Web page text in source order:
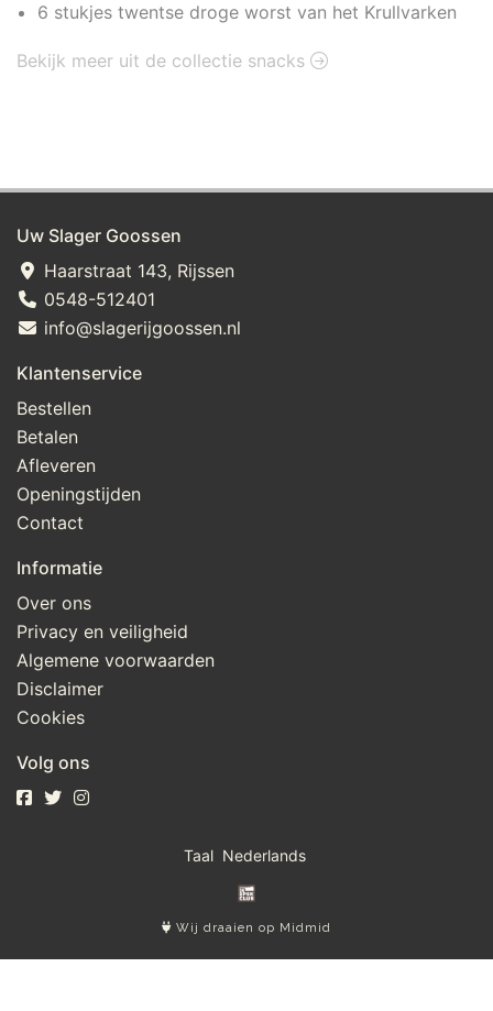
6 stukjes twentse droge worst van het Krullvarken
Bekijk meer uit de collectie snacks
Uw Slager Goossen
Haarstraat 143, Rijssen
0548-512401
info@slagerijgoossen.nl
Klantenservice
Bestellen
Betalen
Afleveren
Openingstijden
Contact
Informatie
Over ons
Privacy en veiligheid
Algemene voorwaarden
Disclaimer
Cookies
Volg ons
Taal
Wij draaien op Midmid